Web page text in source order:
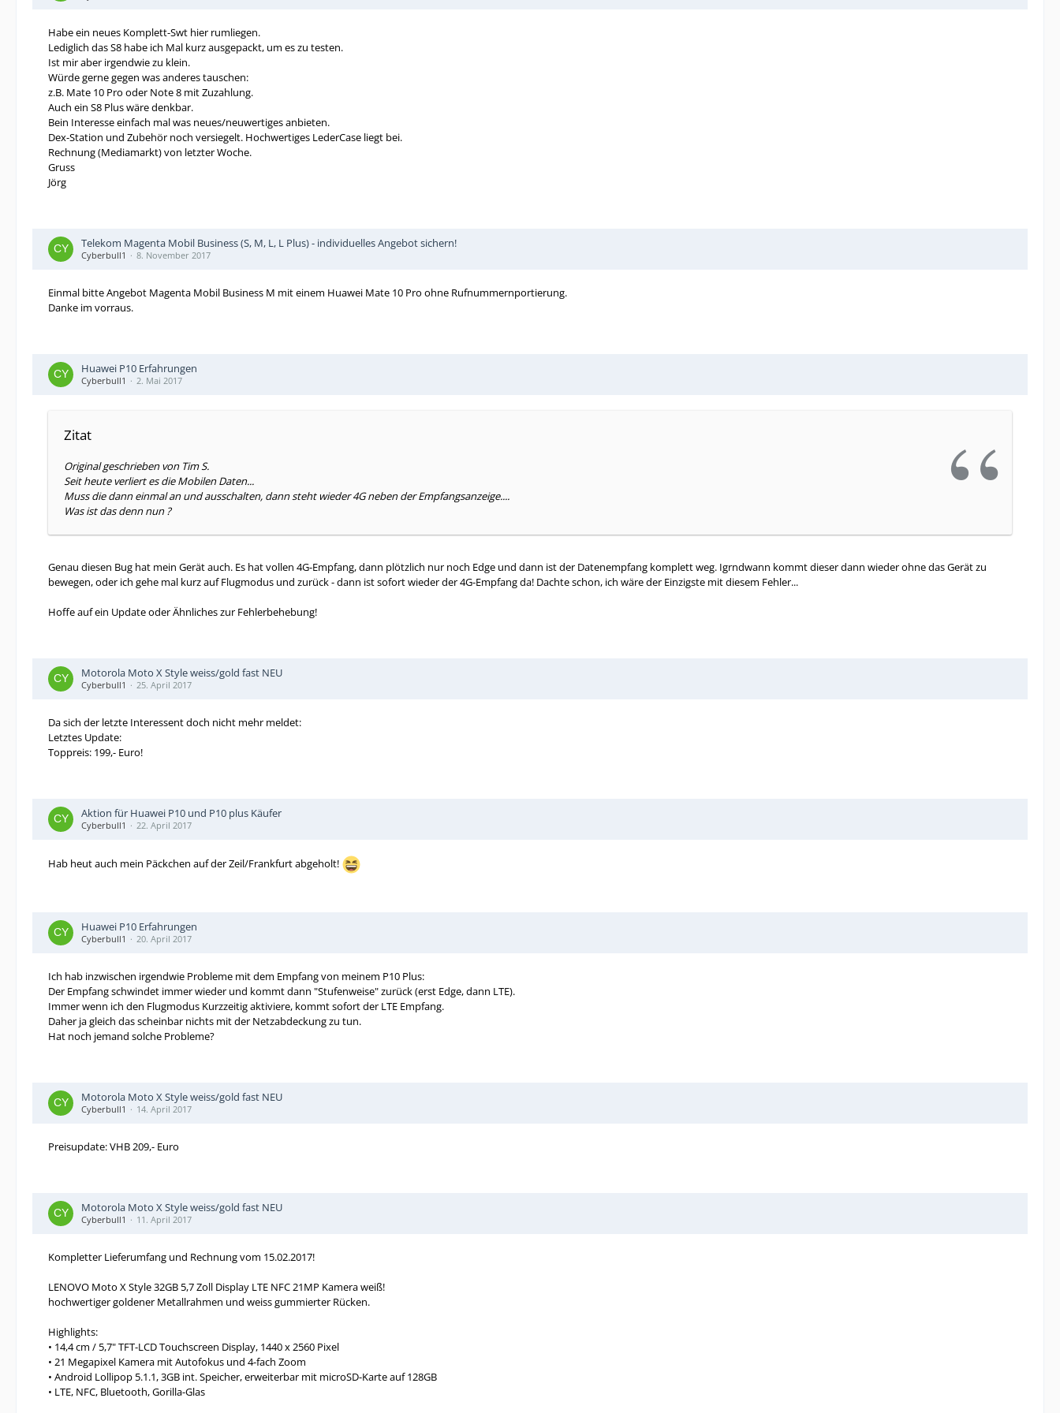
Habe ein neues Komplett-Swt hier rumliegen.
Lediglich das S8 habe ich Mal kurz ausgepackt, um es zu testen.
Ist mir aber irgendwie zu klein.
Würde gerne gegen was anderes tauschen:
z.B. Mate 10 Pro oder Note 8 mit Zuzahlung.
Auch ein S8 Plus wäre denkbar.
Bein Interesse einfach mal was neues/neuwertiges anbieten.
Dex-Station und Zubehör noch versiegelt. Hochwertiges LederCase liegt bei.
Rechnung (Mediamarkt) von letzter Woche.
Gruss
Jörg
Telekom Magenta Mobil Business (S, M, L, L Plus) - individuelles Angebot sichern!
Cyberbull1 8. November 2017
Einmal bitte Angebot Magenta Mobil Business M mit einem Huawei Mate 10 Pro ohne Rufnummernportierung.
Danke im vorraus.
Huawei P10 Erfahrungen
Cyberbull1 2. Mai 2017
Zitat
Original geschrieben von Tim S.
Seit heute verliert es die Mobilen Daten...
Muss die dann einmal an und ausschalten, dann steht wieder 4G neben der Empfangsanzeige....
Was ist das denn nun ?
Genau diesen Bug hat mein Gerät auch. Es hat vollen 4G-Empfang, dann plötzlich nur noch Edge und dann ist der Datenempfang komplett weg. Igrndwann kommt dieser dann wieder ohne das Gerät zu
bewegen, oder ich gehe mal kurz auf Flugmodus und zurück - dann ist sofort wieder der 4G-Empfang da! Dachte schon, ich wäre der Einzigste mit diesem Fehler...
Hoffe auf ein Update oder Ähnliches zur Fehlerbehebung!
Motorola Moto X Style weiss/gold fast NEU
Cyberbull1 25. April 2017
Da sich der letzte Interessent doch nicht mehr meldet:
Letztes Update:
Toppreis: 199,- Euro!
Aktion für Huawei P10 und P10 plus Käufer
Cyberbull1 22. April 2017
Hab heut auch mein Päckchen auf der Zeil/Frankfurt abgeholt!
Huawei P10 Erfahrungen
Cyberbull1 20. April 2017
Ich hab inzwischen irgendwie Probleme mit dem Empfang von meinem P10 Plus:
Der Empfang schwindet immer wieder und kommt dann "Stufenweise" zurück (erst Edge, dann LTE).
Immer wenn ich den Flugmodus Kurzzeitig aktiviere, kommt sofort der LTE Empfang.
Daher ja gleich das scheinbar nichts mit der Netzabdeckung zu tun.
Hat noch jemand solche Probleme?
Motorola Moto X Style weiss/gold fast NEU
Cyberbull1 14. April 2017
Preisupdate: VHB 209,- Euro
Motorola Moto X Style weiss/gold fast NEU
Cyberbull1 11. April 2017
Kompletter Lieferumfang und Rechnung vom 15.02.2017!
LENOVO Moto X Style 32GB 5,7 Zoll Display LTE NFC 21MP Kamera weiß!
hochwertiger goldener Metallrahmen und weiss gummierter Rücken.
Highlights:
• 14,4 cm / 5,7" TFT-LCD Touchscreen Display, 1440 x 2560 Pixel
• 21 Megapixel Kamera mit Autofokus und 4-fach Zoom
• Android Lollipop 5.1.1, 3GB int. Speicher, erweiterbar mit microSD-Karte auf 128GB
• LTE, NFC, Bluetooth, Gorilla-Glas